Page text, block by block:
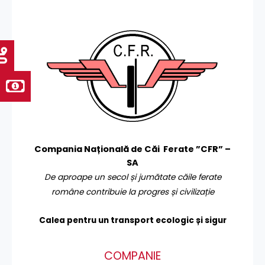
Compania Națională de Căi Ferate ”CFR” –
SA
De aproape un secol și jumătate căile ferate
române contribuie la progres și civilizație
Calea pentru un transport ecologic și sigur
COMPANIE